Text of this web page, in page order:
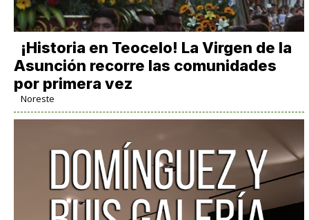
​¡Historia en Teocelo! La Virgen de la
Asunción recorre las comunidades
por primera vez
Noreste